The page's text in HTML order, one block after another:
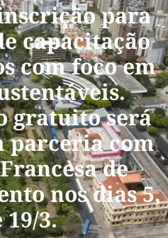
para
capacitação
com foco em
gratuito será
parceria com
de
nos dias 5,
19/3.